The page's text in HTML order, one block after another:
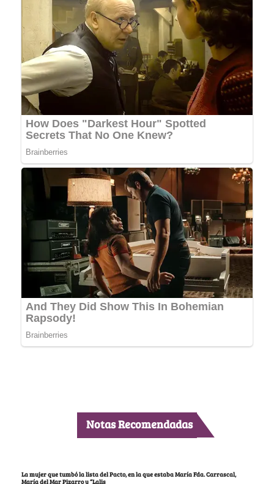
Notas Recomendadas
La mujer que tumbó la lista del Pacto, en la que estaba María Fda. Carrascal,
María del Mar Pizarro y “Lalis